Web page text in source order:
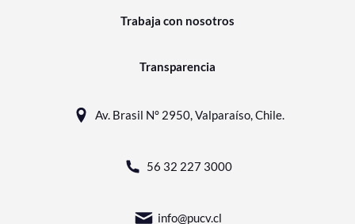
Trabaja con nosotros
Transparencia
Av. Brasil N° 2950, Valparaíso, Chile.
56 32 227 3000
info@pucv.cl